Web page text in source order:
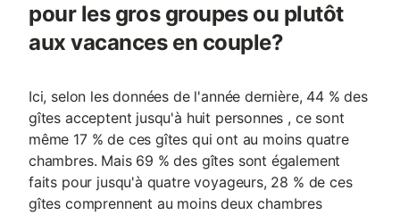
pour les gros groupes ou plutôt
aux vacances en couple?
Ici, selon les données de l'année dernière, 44 % des
gîtes acceptent jusqu'à huit personnes , ce sont
même 17 % de ces gîtes qui ont au moins quatre
chambres. Mais 69 % des gîtes sont également
faits pour jusqu'à quatre voyageurs, 28 % de ces
gîtes comprennent au moins deux chambres